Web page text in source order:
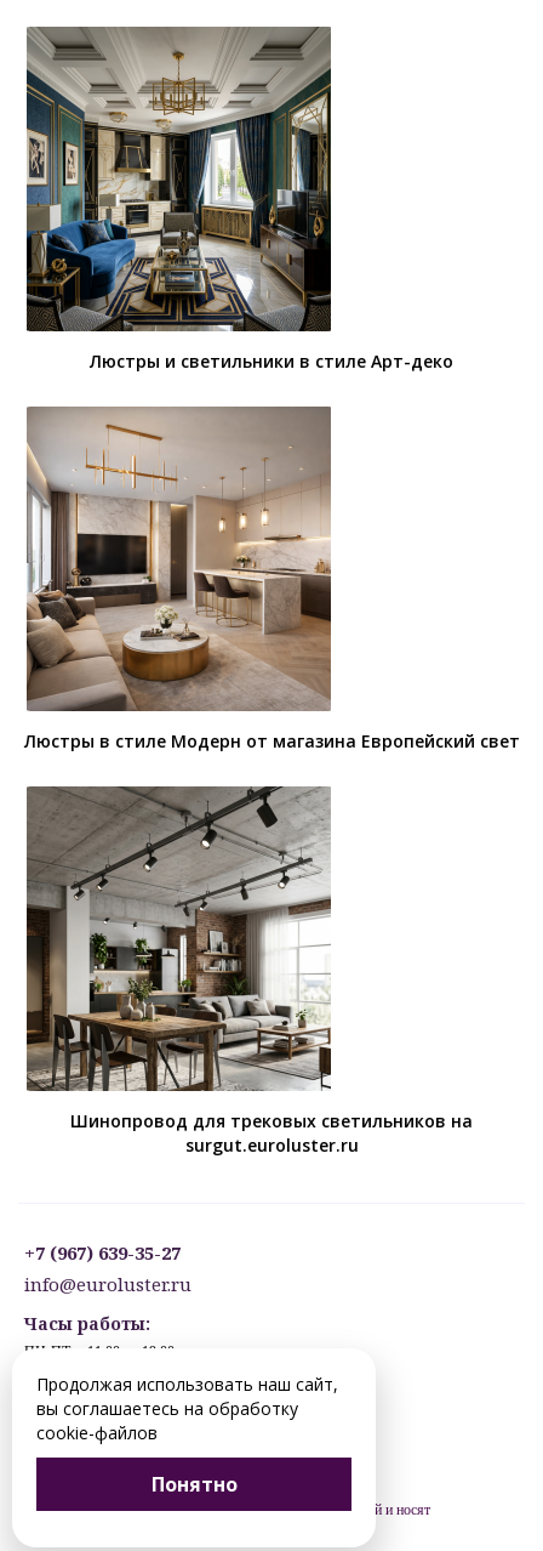
Люстры и светильники в стиле Арт-деко
Люстры в стиле Модерн от магазина Европейский свет
Шинопровод для трековых светильников на
surgut.euroluster.ru
+7 (967) 639-35-27
info@euroluster.ru
Часы работы:
ПН-ПТ: с 11:00 до 19:00
ВС: ВЫХОДНОЙ
Предварительная запись.
© 2012-2026 surgut.euroluster.ru. Все права защищены.
Цены, указанные на сайте, не являются публичной офертой и носят
Продолжая использовать наш сайт,
вы соглашаетесь на обработку
cookie-файлов
Понятно